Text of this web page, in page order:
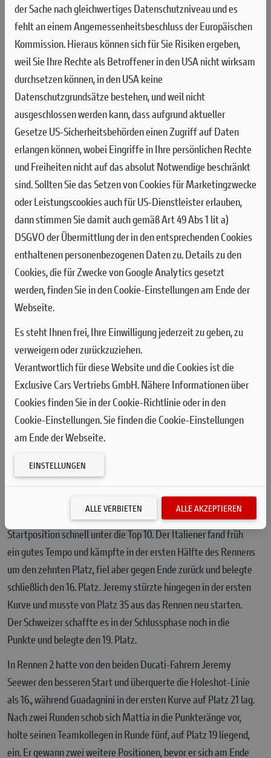
Nach enttäuschenden Ergebnissen im Qualifying Race am Samstag mit
Platz 20 für Seewer und 21 für Guadagnini landeten die beiden Fahrer des
Aruba.it - Ducati Factory MX Teams auch in den beiden Rennen am
Sonntag nur auf den hinteren Rängen 16 bis 19.
Der Grand Prix der Niederlande fand am letzten Wochenende
auf der Rennstrecke Motorsport Park Gelderland Midden in
Arnheim statt, etwa 100 Kilometer von der Hauptstadt
Amsterdam entfernt. Die 1.680 Meter lange Sandbahn, auf der
zum dritten Mal in Folge der Grand Prix der Niederlande
ausgetragen wurde, war Austragungsort der 17. Runde der
MXGP-Weltmeisterschaft 2025. Es ist der letzte Grand Prix der
Saison auf europäischem Boden, und auch der Letzte, der auf
sandigem Untergrund ausgetragen wird.
Jeremy Seewer und Mattia Guadagnini hatten ein schwieriges
Zeittraining und belegten die Plätze 22 und 23. Beide konnten
kein gutes Gefühl für die anspruchsvolle Strecke finden und
starteten aus einer ungünstigen Position in das
Qualifikationsrennen. Seewer, der gerade für die Schweizer
Nationalmannschaft für den 78. Motocross Grand Prix der
Nationen nominiert wurde, der vom 3. bis 5. Oktober beim
Ironman in den USA stattfindet, beendete das Rennen
schließlich auf Platz 20. Guadagnini zeigte eine ähnliche
Leistung, startete als 23. und kam 15 Sekunden hinter seinem
Teamkollegen auf Platz 21 ins Ziel.
Am Sonntag gingen die beiden entschlossen an den Start, um
die enttäuschenden Ergebnisse am Samstag wettzumachen.
Zu Beginn des ersten Rennens nutzte Mattia die Leistung der
Desmo 450MX optimal und schaffte es trotz einer schwierigen
Startposition schnell unter die Top 10. Der Italiener fand früh
ein gutes Tempo und kämpfte in der ersten Hälfte des Rennens
um den zehnten Platz, fiel aber gegen Ende zurück und belegte
schließlich den 16. Platz. Jeremy stürzte hingegen in der ersten
Kurve und musste von Platz 35 aus das Rennen neu starten.
Der Schweizer schaffte es in der Schlussphase noch in die
Punkte und belegte den 19. Platz.
In Rennen 2 hatte von den beiden Ducati-Fahrern Jeremy
Seewer den besseren Start und überquerte die Holeshot-Linie
als 16., während Guadagnini in der ersten Kurve auf Platz 21 lag.
Nach zwei Runden schob sich Mattia in die Punkteränge vor,
holte seinen Teamkollegen in Runde fünf, auf Platz 19 liegend,
ein. Er gewann zwei weitere Positionen, bevor er sich am Ende
der Sache nach gleichwertiges Datenschutzniveau und es
fehlt an einem Angemessenheitsbeschluss der Europäischen
Kommission. Hieraus können sich für Sie Risiken ergeben,
weil Sie Ihre Rechte als Betroffener in den USA nicht wirksam
durchsetzen können, in den USA keine
Datenschutzgrundsätze bestehen, und weil nicht
ausgeschlossen werden kann, dass aufgrund aktueller
Gesetze US-Sicherheitsbehörden einen Zugriff auf Daten
erlangen können, wobei Eingriffe in Ihre persönlichen Rechte
und Freiheiten nicht auf das absolut Notwendige beschränkt
sind.Sollten Sie das Setzen von Cookies für Marketingzwecke
oder Leistungscookies auch für US-Dienstleister erlauben,
dann stimmen Sie damit auch gemäß Art 49 Abs 1 lit a)
DSGVO der Übermittlung der in den entsprechenden Cookies
enthaltenen personenbezogenen Daten zu. Details zu den
Cookies, die für Zwecke von Google Analytics gesetzt
werden, finden Sie in den Cookie-Einstellungen am Ende der
Webseite.
Es steht Ihnen frei, Ihre Einwilligung jederzeit zu geben, zu
verweigern oder zurückzuziehen.
Verantwortlich für diese Website und die Cookies ist die
Exclusive Cars Vertriebs GmbH. Nähere Informationen über
Cookies finden Sie in der Cookie-Richtlinie oder in den
Cookie-Einstellungen. Sie finden die Cookie-Einstellungen
am Ende der Webseite.
EINSTELLUNGEN
ALLE VERBIETEN ALLE AKZEPTIEREN